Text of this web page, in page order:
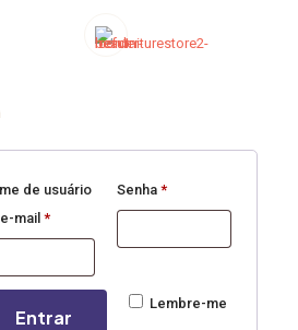
de usuário
mail *
Senha *
Lembre-me
Entrar